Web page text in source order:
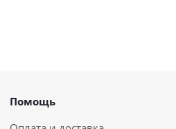
Помощь